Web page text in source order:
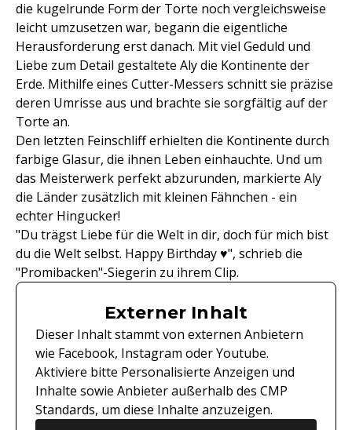
die kugelrunde Form der Torte noch vergleichsweise
leicht umzusetzen war, begann die eigentliche
Herausforderung erst danach. Mit viel Geduld und
Liebe zum Detail gestaltete Aly die Kontinente der
Erde. Mithilfe eines Cutter-Messers schnitt sie präzise
deren Umrisse aus und brachte sie sorgfältig auf der
Torte an.
Den letzten Feinschliff erhielten die Kontinente durch
farbige Glasur, die ihnen Leben einhauchte. Und um
das Meisterwerk perfekt abzurunden, markierte Aly
die Länder zusätzlich mit kleinen Fähnchen - ein
echter Hingucker!
"Du trägst Liebe für die Welt in dir, doch für mich bist
du die Welt selbst. Happy Birthday ♥️", schrieb die
"Promibacken"-Siegerin zu ihrem Clip.
Externer Inhalt
Dieser Inhalt stammt von externen Anbietern
wie Facebook, Instagram oder Youtube.
Aktiviere bitte Personalisierte Anzeigen und
Inhalte sowie Anbieter außerhalb des CMP
Standards, um diese Inhalte anzuzeigen.